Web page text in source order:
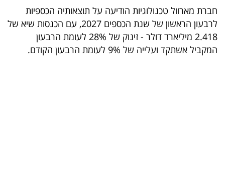
עסקי
ספורט
קריירה
חברת מארוול טכנולוגיות הודיעה על תוצאותיה הכספיות
לרבעון הראשון של שנת הכספים 2027, עם הכנסות שיא של
2.418 מיליארד דולר - זינוק של 28% לעומת הרבעון
המקביל אשתקד ועלייה של 9% לעומת הרבעון הקודם.